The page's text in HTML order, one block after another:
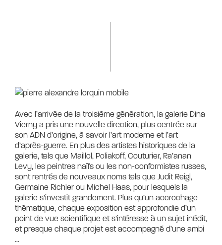
Avec l’arrivée de la troisième génération, la galerie Dina
Vierny a pris une nouvelle direction, plus centrée sur
son ADN d’origine, à savoir l’art moderne et l’art
d’après-guerre. En plus des artistes historiques de la
galerie, tels que Maillol, Poliakoff, Couturier, Ra’anan
Levy, les peintres naïfs ou les non-conformistes russes,
sont rentrés de nouveaux noms tels que Judit Reigl,
Germaine Richier ou Michel Haas, pour lesquels la
galerie s’investit grandement. Plus qu’un accrochage
thématique, chaque exposition est approfondie d’un
point de vue scientifique et s’intéresse à un sujet inédit,
et presque chaque projet est accompagné d’une ambi
...